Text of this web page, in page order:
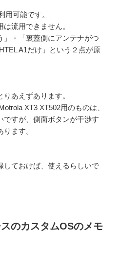
用可能です。
流用できません。
」・「裏蓋側にアンテナがつ
A1だけ」という２点が原
あえずあります。
XT3 XT502用のものは、
ですが、側面ボタンが干渉す
ます。
しておけば、使えるらしいで
のカスタムOSのメモ